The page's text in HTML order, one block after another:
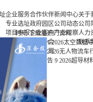
企业服务
专业选址
项目申报
投融资服
务
合作伙伴
政府园区
企业客户
行业协会
基金公司
新闻中心
公司动态
产业观察
关于
公司
人力
联系
时间 下载量热门资料
1 2026太空数据
2026无人物流车
告 9 2026超导材